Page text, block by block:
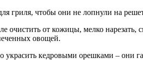
гриля, чтобы они не лопнули на
от кожицы, мелко нарезать,
овощей.
кедровыми орешками – они